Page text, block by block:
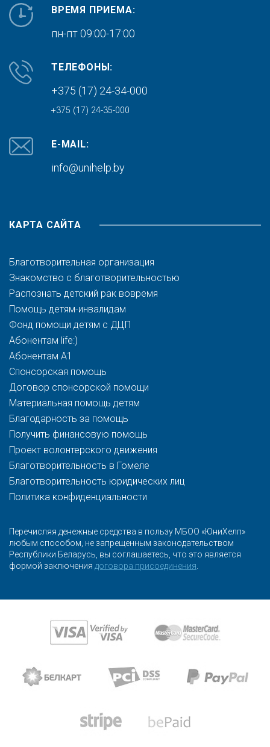
ВРЕМЯ ПРИЕМА:
пн-пт 09:00-17:00
ТЕЛЕФОНЫ:
+375 (17) 24-34-000
+375 (17) 24-35-000
E-MAIL:
info@unihelp.by
КАРТА САЙТА
Благотворительная организация
Знакомство с благотворительностью
Распознать детский рак вовремя
Помощь детям-инвалидам
Фонд помощи детям с ДЦП
Абонентам life:)
Абонентам A1
Спонсорская помощь
Договор спонсорской помощи
Материальная помощь детям
Благодарность за помощь
Получить финансовую помощь
Проект волонтерского движения
Благотворительность в Гомеле
Благотворительность юридических лиц
Политика конфиденциальности
Перечисляя денежные средства в пользу МБОО «ЮниХелп»
любым способом, не запрещенным законодательством
Республики Беларусь, вы соглашаетесь, что это является
формой заключения договора присоединения.